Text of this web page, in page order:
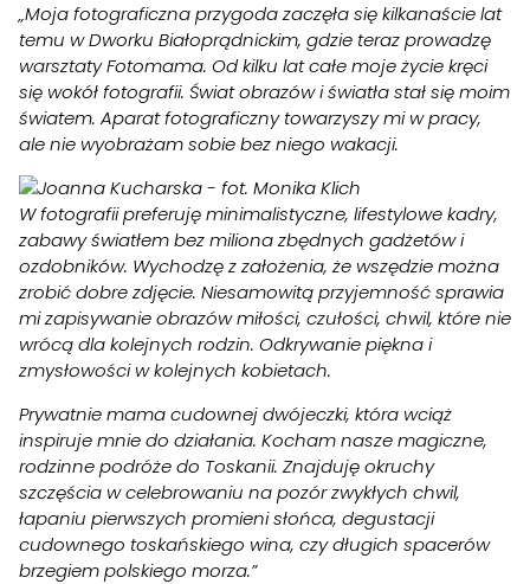
„Moja fotograficzna przygoda zaczęła się kilkanaście lat
temu w Dworku Białoprądnickim, gdzie teraz prowadzę
warsztaty Fotomama. Od kilku lat całe moje życie kręci
się wokół fotografii. Świat obrazów i światła stał się moim
światem. Aparat fotograficzny towarzyszy mi w pracy,
ale nie wyobrażam sobie bez niego wakacji.
W fotografii preferuję minimalistyczne, lifestylowe kadry,
zabawy światłem bez miliona zbędnych gadżetów i
ozdobników. Wychodzę z założenia, że wszędzie można
zrobić dobre zdjęcie. Niesamowitą przyjemność sprawia
mi zapisywanie obrazów miłości, czułości, chwil, które nie
wrócą dla kolejnych rodzin. Odkrywanie piękna i
zmysłowości w kolejnych kobietach.
Prywatnie mama cudownej dwójeczki, która wciąż
inspiruje mnie do działania. Kocham nasze magiczne,
rodzinne podróże do Toskanii. Znajduję okruchy
szczęścia w celebrowaniu na pozór zwykłych chwil,
łapaniu pierwszych promieni słońca, degustacji
cudownego toskańskiego wina, czy długich spacerów
brzegiem polskiego morza.”